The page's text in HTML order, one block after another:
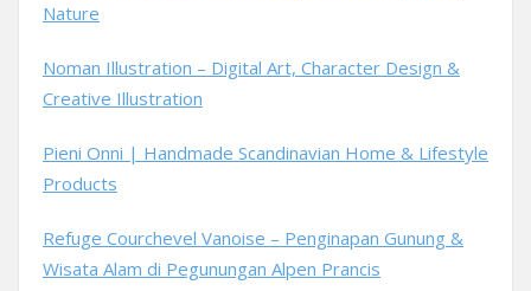
Nature
Noman Illustration – Digital Art, Character Design &
Creative Illustration
Pieni Onni | Handmade Scandinavian Home & Lifestyle
Products
Refuge Courchevel Vanoise – Penginapan Gunung &
Wisata Alam di Pegunungan Alpen Prancis